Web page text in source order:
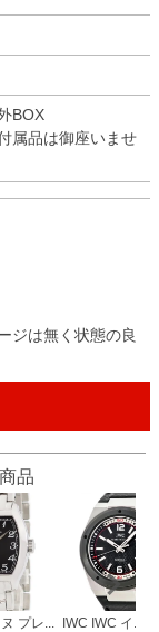
BOX
属品は御座いませ
ジは無く状態の良
品
プレ...
IWC IWC イ...